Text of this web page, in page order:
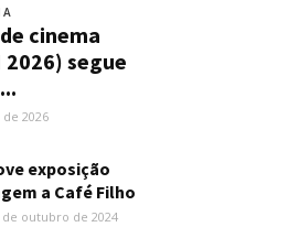
cinema
segue
2026
exposição
a Café Filho
de outubro de 2024